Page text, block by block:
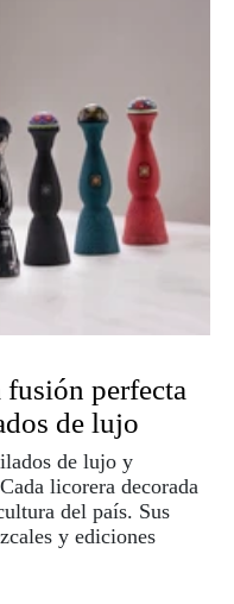
perfecta
de lujo
de lujo y
licorera decorada
del país. Sus
y ediciones